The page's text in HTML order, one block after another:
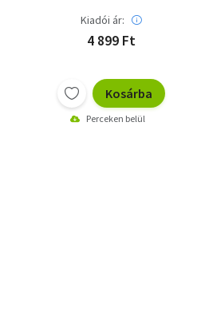
Kiadói ár:
4 899 Ft
Kosárba
Perceken belül